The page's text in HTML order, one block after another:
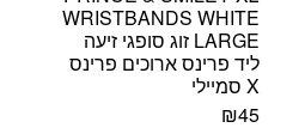
WRISTBANDS WHITE
LARGE זוג סופגי זיעה
ליד פרינס ארוכים פרינס
X סמיילי
₪45